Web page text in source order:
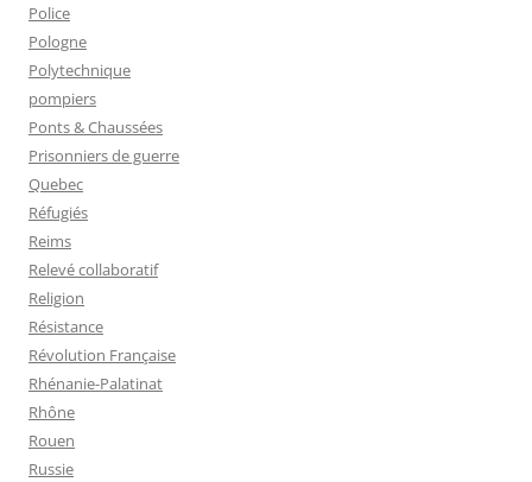
Police
Pologne
Polytechnique
pompiers
Ponts & Chaussées
Prisonniers de guerre
Quebec
Réfugiés
Reims
Relevé collaboratif
Religion
Résistance
Révolution Française
Rhénanie-Palatinat
Rhône
Rouen
Russie